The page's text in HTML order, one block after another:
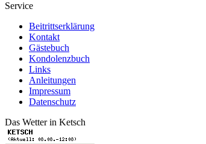
Service
Beitrittserklärung
Kontakt
Gästebuch
Kondolenzbuch
Links
Anleitungen
Impressum
Datenschutz
Das Wetter in Ketsch